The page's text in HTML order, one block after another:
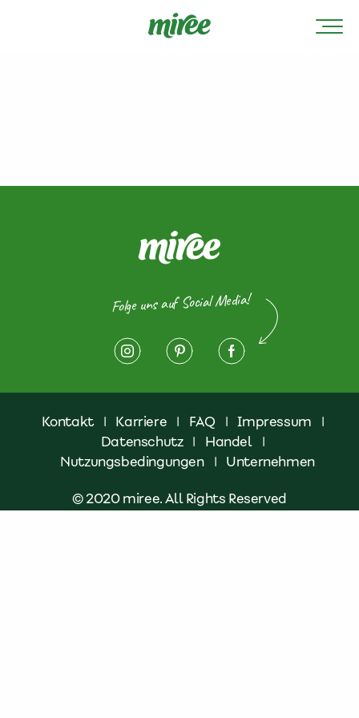
Folge uns auf Social Media!
Kontakt | Karriere | FAQ | Impressum
|
Datenschutz | Handel
|
Nutzungsbedingungen
| Unternehmen
© 2020 miree. All Rights Reserved